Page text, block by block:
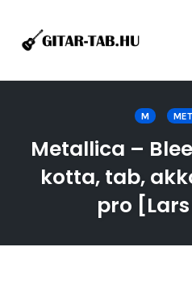
M
Metallica –
kotta, tab,
pro